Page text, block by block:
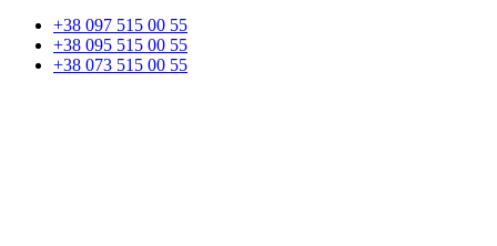
+38 097 515 00 55
+38 095 515 00 55
+38 073 515 00 55